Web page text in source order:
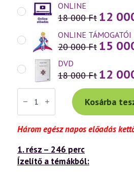
ONLINE
18 000Ft Original
price
was:
18
000 Ft.
12
ONLINE TÁMOGATÓI
20 000Ft Original
price
20
000 Ft.
15
DVD
18 000Ft Original
price
was:
18
12
Váradi
Tibor
előadás
(955+937+934)
—
„Jól
a
szívével
lát
Kosárba
Három egész napos előadás
1. rész – 246 perc
Ízelítő a témákból: